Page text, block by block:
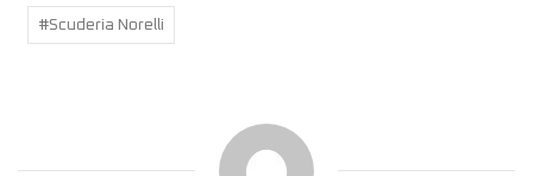
#Scuderia Norelli